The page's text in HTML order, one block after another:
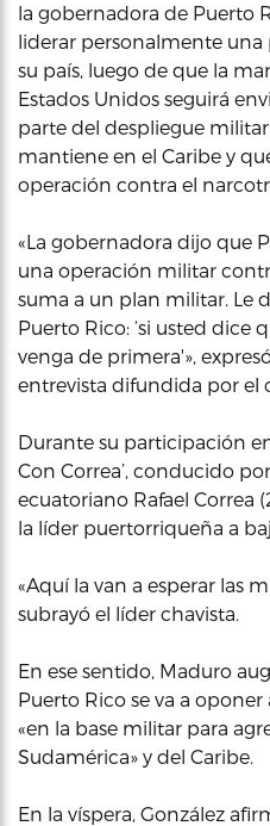
la gobernadora de Puerto
liderar personalmente una
su país, luego de que la
Estados Unidos seguirá
parte del despliegue
mantiene en el Caribe y
operación contra el
«La gobernadora dijo que
una operación militar
suma a un plan militar. Le
Puerto Rico: ‘si usted dice
venga de primera'»,
entrevista difundida por el
Durante su participación
Con Correa’, conducido
ecuatoriano Rafael Correa
la líder puertorriqueña a
«Aquí la van a esperar las
subrayó el líder chavista.
En ese sentido, Maduro
Puerto Rico se va a oponer
«en la base militar para
Sudamérica» y del Caribe.
En la víspera, González